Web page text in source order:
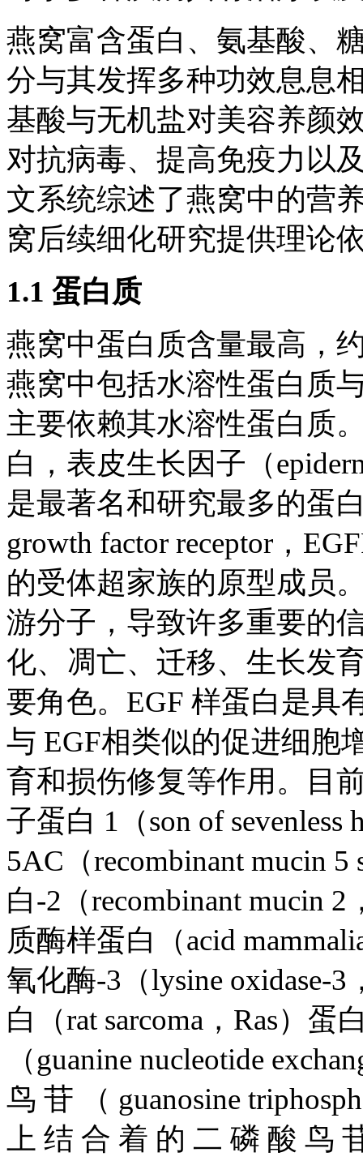
燕窝富含蛋白、氨基酸、
分与其发挥多种功效息息
基酸与无机盐对美容养颜
对抗病毒、提高免疫力以
文系统综述了燕窝中的营
窝后续细化研究提供理论
1.1 蛋白质
燕窝中蛋白质含量最高，
燕窝中包括水溶性蛋白质
主要依赖其水溶性蛋白质
白，表皮生长因子（
是最著名和研究最多的蛋
growth factor receptor，
的受体超家族的原型成员
游分子，导致许多重要的
化、凋亡、迁移、生长发
要角色。EGF 样蛋白是具
与 EGF相类似的促进细胞
育和损伤修复等作用。目
子蛋白 1（son of
5AC（recombinant mucin
白-2（recombinant mucin
质酶样蛋白（acid
氧化酶-3（lysine oxidase-
白（rat sarcoma，Ras）
（guanine nucleotide
鸟 苷 （ guanosine
上 结 合 着 的 二 磷 酸 鸟